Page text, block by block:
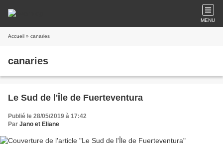
MENU
Accueil » canaries
canaries
Le Sud de l'Île de Fuerteventura
Publié le 28/05/2019 à 17:42
Par Jano et Eliane